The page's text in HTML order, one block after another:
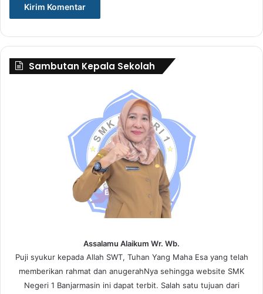
Sambutan Kepala Sekolah
Assalamu Alaikum Wr. Wb.
Puji syukur kepada Allah SWT, Tuhan Yang Maha Esa yang telah
memberikan rahmat dan anugerahNya sehingga website SMK
Negeri 1 Banjarmasin ini dapat terbit. Salah satu tujuan dari